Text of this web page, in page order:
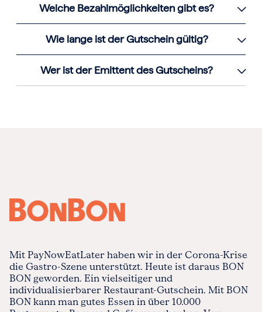
Welche Bezahlmöglichkeiten gibt es?
Wie lange ist der Gutschein gültig?
Wer ist der Emittent des Gutscheins?
Mit PayNowEatLater haben wir in der Corona-Krise
die Gastro-Szene unterstützt. Heute ist daraus BON
BON geworden. Ein vielseitiger und
individualisierbarer Restaurant-Gutschein. Mit BON
BON kann man gutes Essen in über 10.000